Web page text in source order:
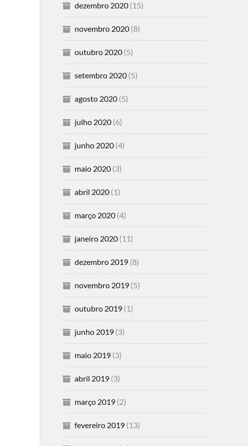
dezembro 2020(15)
novembro 2020(8)
outubro 2020(5)
setembro 2020(5)
agosto 2020(5)
julho 2020(6)
junho 2020(4)
maio 2020(3)
abril 2020(1)
março 2020(4)
janeiro 2020(11)
dezembro 2019(8)
novembro 2019(5)
outubro 2019(1)
junho 2019(3)
maio 2019(3)
abril 2019(3)
março 2019(2)
fevereiro 2019(13)